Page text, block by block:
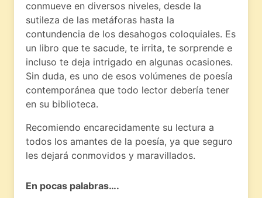
conmueve en diversos niveles, desde la
sutileza de las metáforas hasta la
contundencia de los desahogos coloquiales. Es
un libro que te sacude, te irrita, te sorprende e
incluso te deja intrigado en algunas ocasiones.
Sin duda, es uno de esos volúmenes de poesía
contemporánea que todo lector debería tener
en su biblioteca.
Recomiendo encarecidamente su lectura a
todos los amantes de la poesía, ya que seguro
les dejará conmovidos y maravillados.
En pocas palabras….